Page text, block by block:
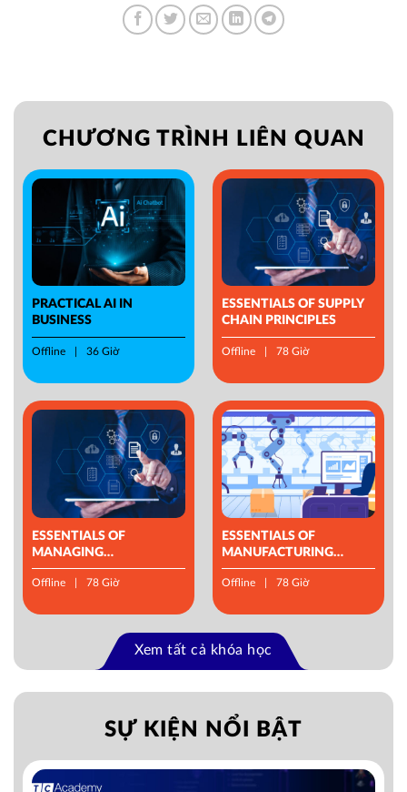
CHƯƠNG TRÌNH LIÊN QUAN
PRACTICAL AI IN
BUSINESS
Offline 36 Giờ
ESSENTIALS OF SUPPLY
CHAIN PRINCIPLES
Offline 78 Giờ
ESSENTIALS OF
MANAGING
OPERATIONS
Offline 78 Giờ
ESSENTIALS OF
MANUFACTURING
MANAGEMENT
Offline 78 Giờ
Xem tất cả khóa học
SỰ KIỆN NỔI BẬT